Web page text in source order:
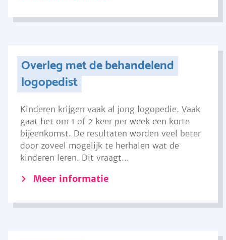
Overleg met de behandelend
logopedist
Kinderen krijgen vaak al jong logopedie. Vaak
gaat het om 1 of 2 keer per week een korte
bijeenkomst. De resultaten worden veel beter
door zoveel mogelijk te herhalen wat de
kinderen leren. Dit vraagt...
Meer informatie